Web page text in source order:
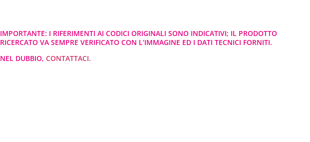
IMPORTANTE: I RIFERIMENTI AI CODICI ORIGINALI SONO INDICATIVI; IL PRODOTTO
RICERCATO VA SEMPRE VERIFICATO CON L’IMMAGINE ED I DATI TECNICI FORNITI.
NEL DUBBIO, CONTATTACI.